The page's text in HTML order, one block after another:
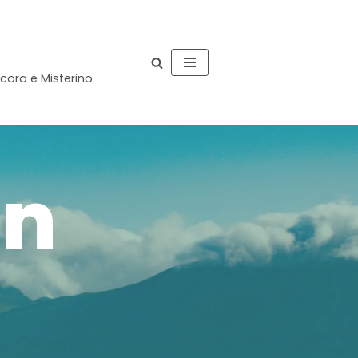
e Misterino